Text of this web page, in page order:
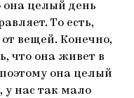
она целый день
То есть,
вещей. Конечно,
что она живет в
она целый
у нас так мало